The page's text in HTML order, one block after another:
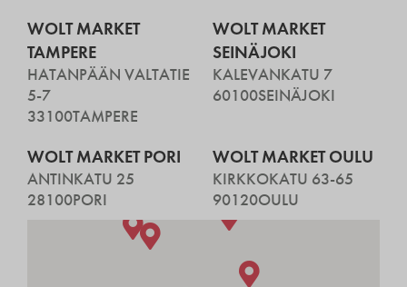
WOLT MARKET
TAMPERE
HATANPÄÄN VALTATIE
5-7
33100TAMPERE
WOLT MARKET
SEINÄJOKI
KALEVANKATU 7
60100SEINÄJOKI
WOLT MARKET PORI
ANTINKATU 25
28100PORI
WOLT MARKET OULU
KIRKKOKATU 63-65
90120OULU